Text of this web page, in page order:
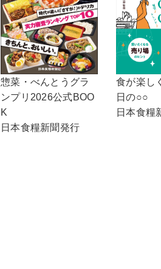
惣菜・べんとうグラ
ンプリ2026公式BOO
K
日本食糧新聞発行
食が楽し
日の○○
日本食糧